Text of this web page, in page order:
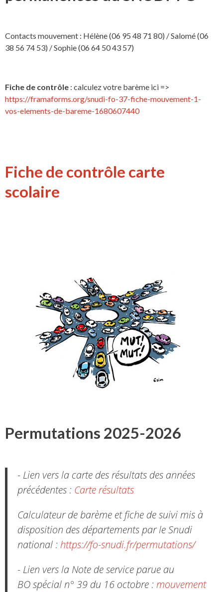
Contacts mouvement : Hélène (06 95 48 71 80) / Salomé (06
38 56 74 53) / Sophie (06 64 50 43 57)
Fiche de contrôle : calculez votre barème ici =>
https://framaforms.org/snudi-fo-37-fiche-mouvement-1-
vos-elements-de-bareme-1680607440
Fiche de contrôle carte
scolaire
Permutations 2025-2026
- Lien vers la carte des résultats des années
précédentes : Carte résultats
Calculateur de barème et fiche de suivi mis à
disposition des départements par le Snudi
national : https://fo-snudi.fr/permutations/
- Lien vers la Note de service parue au
BO spécial n° 39 du 16 octobre : mouvement